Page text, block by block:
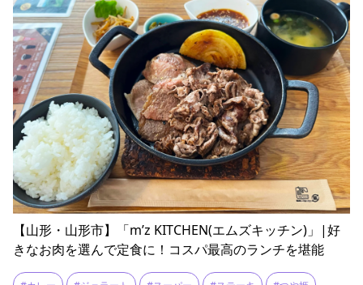
【山形・山形市】「m’z KITCHEN(エムズキッチン)」|好
きなお肉を選んで定食に！コスパ最高のランチを堪能